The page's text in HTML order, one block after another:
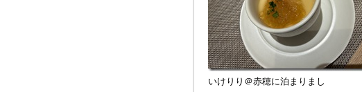
いけりり＠赤穂に泊まりまし